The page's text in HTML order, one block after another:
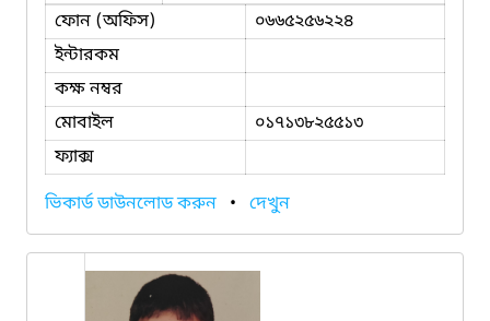
ফোন (অফিস)
০৬৬৫২৫৬২২৪
ইন্টারকম
কক্ষ নম্বর
মোবাইল
০১৭১৩৮২৫৫১৩
ফ্যাক্স
ভিকার্ড ডাউনলোড করুন • দেখুন